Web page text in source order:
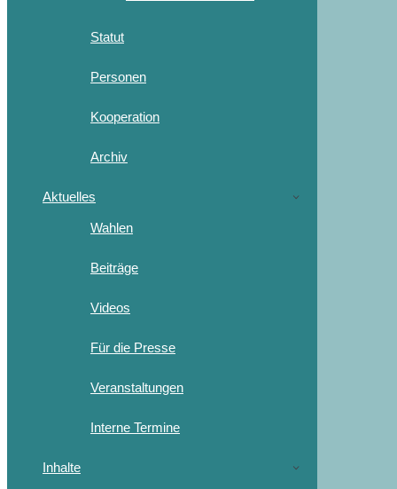
Statut
Personen
Kooperation
Archiv
Aktuelles
Wahlen
Beiträge
Videos
Für die Presse
Veranstaltungen
Interne Termine
Inhalte